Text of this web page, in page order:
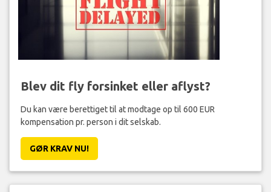
Blev dit fly forsinket eller aflyst?
Du kan være berettiget til at modtage op til 600 EUR
kompensation pr. person i dit selskab.
GØR KRAV NU!